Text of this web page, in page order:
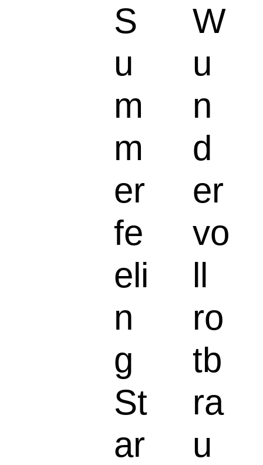
S
u
m
m
er
fe
eli
n
g
St
ar
W
u
n
d
er
vo
ll
ro
tb
ra
u